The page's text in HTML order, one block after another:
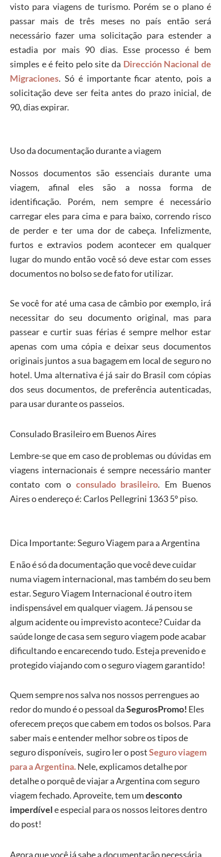
visto para viagens de turismo. Porém se o plano é
passar mais de três meses no país então será
necessário fazer uma solicitação para estender a
estadia por mais 90 dias. Esse processo é bem
simples e é feito pelo site da Dirección Nacional de
Migraciones. Só é importante ficar atento, pois a
solicitação deve ser feita antes do prazo inicial, de
90, dias expirar.
Uso da documentação durante a viagem
Nossos documentos são essenciais durante uma
viagem, afinal eles são a nossa forma de
identificação. Porém, nem sempre é necessário
carregar eles para cima e para baixo, correndo risco
de perder e ter uma dor de cabeça. Infelizmente,
furtos e extravios podem acontecer em qualquer
lugar do mundo então você só deve estar com esses
documentos no bolso se de fato for utilizar.
Se você for até uma casa de câmbio por exemplo, irá
necessitar do seu documento original, mas para
passear e curtir suas férias é sempre melhor estar
apenas com uma cópia e deixar seus documentos
originais juntos a sua bagagem em local de seguro no
hotel. Uma alternativa é já sair do Brasil com cópias
dos seus documentos, de preferência autenticadas,
para usar durante os passeios.
Consulado Brasileiro em Buenos Aires
Lembre-se que em caso de problemas ou dúvidas em
viagens internacionais é sempre necessário manter
contato com o consulado brasileiro. Em Buenos
Aires o endereço é: Carlos Pellegrini 1363 5º piso.
Dica Importante: Seguro Viagem para a Argentina
E não é só da documentação que você deve cuidar
numa viagem internacional, mas também do seu bem
estar. Seguro Viagem Internacional é outro item
indispensável em qualquer viagem. Já pensou se
algum acidente ou imprevisto acontece? Cuidar da
saúde longe de casa sem seguro viagem pode acabar
dificultando e encarecendo tudo. Esteja prevenido e
protegido viajando com o seguro viagem garantido!
Quem sempre nos salva nos nossos perrengues ao
redor do mundo é o pessoal daSegurosPromo! Eles
oferecem preços que cabem em todos os bolsos. Para
saber mais e entender melhor sobre os tipos de
seguro disponíveis, sugiro ler o postSeguro viagem
para a Argentina.Nele, explicamos detalhe por
detalhe o porquê de viajar a Argentina com seguro
viagem fechado. Aproveite, tem umdesconto
imperdívele especial para os nossos leitores dentro
do post!
Agora que você já sabe a documentação necessária